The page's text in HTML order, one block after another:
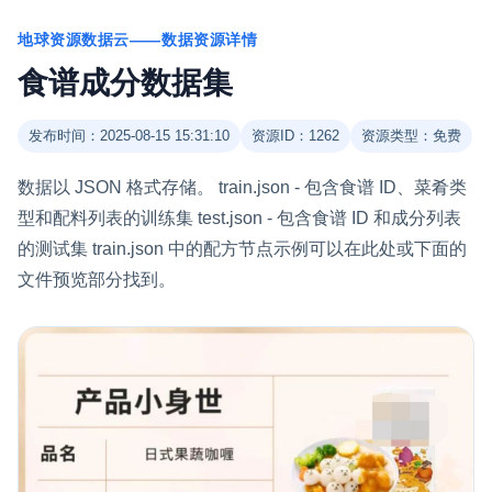
地球资源数据云——数据资源详情
食谱成分数据集
发布时间：2025-08-15 15:31:10 资源ID：1262 资源类型：免费
数据以 JSON 格式存储。 train.json - 包含食谱 ID、菜肴类
型和配料列表的训练集 test.json - 包含食谱 ID 和成分列表
的测试集 train.json 中的配方节点示例可以在此处或下面的
文件预览部分找到。